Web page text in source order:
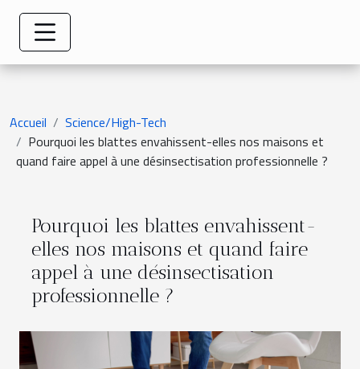
Accueil
Science/High-Tech
Pourquoi les blattes envahissent-elles nos maisons et
quand faire appel à une désinsectisation professionnelle ?
Pourquoi les blattes envahissent-
elles nos maisons et quand faire
appel à une désinsectisation
professionnelle ?